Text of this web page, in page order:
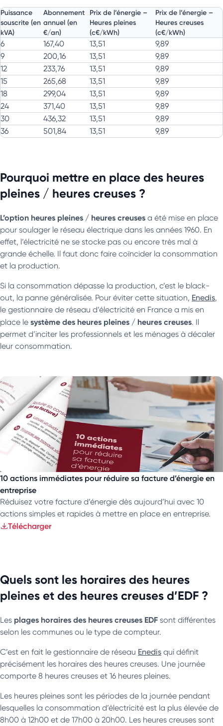
Puissance
souscrite (en
kVA)
Abonnement
annuel (en
€/an)
Prix de l’énergie –
Heures pleines
(c€/kWh)
Prix de l’énergie –
Heures creuses
(c€/kWh)
6 167,40 13,51
9,89
9
200,16 13,51
9,89
12
233,76 13,51
9,89
15
265,68 13,51
9,89
18
299,04 13,51
9,89
24
371,40 13,51
9,89
30
436,32 13,51
9,89
36
501,84 13,51 9,89
Pourquoi mettre en place des heures
pleines / heures creuses ?
L’option heures pleines / heures creuses a été mise en place
pour soulager le réseau électrique dans les années 1960. En
effet, l’électricité ne se stocke pas ou encore très mal à
grande échelle. Il faut donc faire coïncider la consommation
et la production.
Si la consommation dépasse la production, c’est le black-
out, la panne généralisée. Pour éviter cette situation, Enedis,
le gestionnaire de réseau d’électricité en France a mis en
place le système des heures pleines / heures creuses. Il
permet d’inciter les professionnels et les ménages à décaler
leur consommation.
10 actions immédiates pour réduire sa facture d’énergie en
entreprise
Réduisez votre facture d’énergie dès aujourd’hui avec 10
actions simples et rapides à mettre en place en entreprise.
Télécharger
Quels sont les horaires des heures
pleines et des heures creuses d’EDF ?
Les plages horaires des heures creuses EDF sont différentes
selon les communes ou le type de compteur.
C’est en fait le gestionnaire de réseau Enedis qui définit
précisément les horaires des heures creuses. Une journée
comporte 8 heures creuses et 16 heures pleines.
Les heures pleines sont les périodes de la journée pendant
lesquelles la consommation d’électricité est la plus élevée de
8h00 à 12h00 et de 17h00 à 20h00. Les heures creuses sont